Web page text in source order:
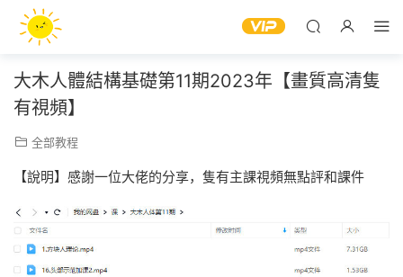
大木人體結構基礎第11期2023年【畫質高清隻
有視頻】
全部教程
【說明】感謝一位大佬的分享，隻有主課視頻無點評和課件